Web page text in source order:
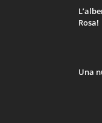
Rosa!
Una